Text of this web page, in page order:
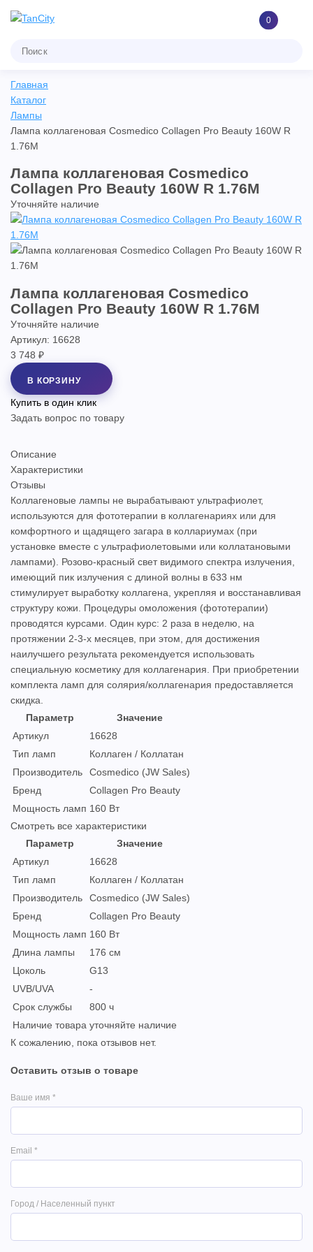
0
Главная
Каталог
Лампы
Лампа коллагеновая Cosmedico Collagen Pro Beauty 160W R
1.76M
Лампа коллагеновая Cosmedico
Collagen Pro Beauty 160W R 1.76M
Уточняйте наличие
Лампа коллагеновая Cosmedico
Collagen Pro Beauty 160W R 1.76M
Уточняйте наличие
Артикул: 16628
3 748 ₽
В КОРЗИНУ
Купить в один клик
Задать вопрос по товару
Описание
Характеристики
Отзывы
Коллагеновые лампы не вырабатывают ультрафиолет,
используются для фототерапии в коллагенариях или для
комфортного и щадящего загара в коллариумах (при
установке вместе с ультрафиолетовыми или коллатановыми
лампами). Розово-красный свет видимого спектра излучения,
имеющий пик излучения с длиной волны в 633 нм
стимулирует выработку коллагена, укрепляя и восстанавливая
структуру кожи. Процедуры омоложения (фототерапии)
проводятся курсами. Один курс: 2 раза в неделю, на
протяжении 2-3-х месяцев, при этом, для достижения
наилучшего результата рекомендуется использовать
специальную косметику для коллагенария. При приобретении
комплекта ламп для солярия/коллагенария предоставляется
скидка.
Параметр
Значение
Артикул
16628
Тип ламп
Коллаген / Коллатан
Производитель
Cosmedico (JW Sales)
Бренд
Collagen Pro Beauty
Мощность ламп 160 Вт
Смотреть все характеристики
Параметр
Значение
Артикул
16628
Тип ламп
Коллаген / Коллатан
Производитель
Cosmedico (JW Sales)
Бренд
Collagen Pro Beauty
Мощность ламп 160 Вт
Длина лампы
176 см
Цоколь
G13
UVB/UVA
-
Срок службы
800 ч
Наличие товара уточняйте наличие
К сожалению, пока отзывов нет.
Оставить отзыв о товаре
Ваше имя *
Email *
Город / Населенный пункт